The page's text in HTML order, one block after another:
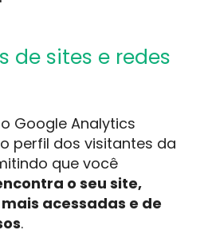
de sites e redes
Google Analytics
perfil dos visitantes da
que você
o seu site,
acessadas e de
.